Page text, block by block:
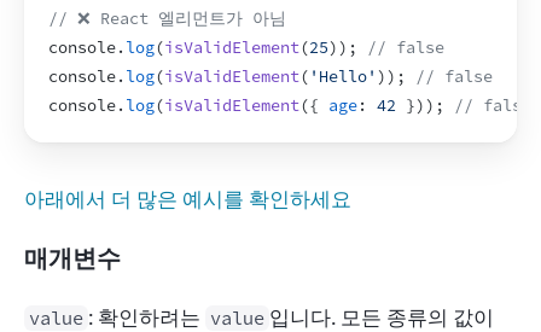
// ❌ React 엘리먼트가 아님
console. log(isValidElement(25)) ;
// false
console. log(isValidElement( 'Hello' )) ;
// false
console. log(isValidElement({ age: 42 })) ; // false
아래에서 더 많은 예시를 확인하세요
매개변수
value : 확인하려는 value 입니다. 모든 종류의 값이